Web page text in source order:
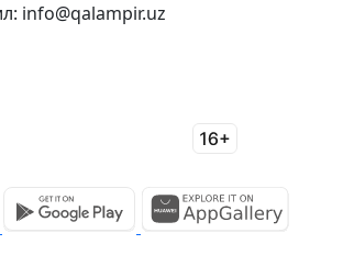
info@qalampir.uz